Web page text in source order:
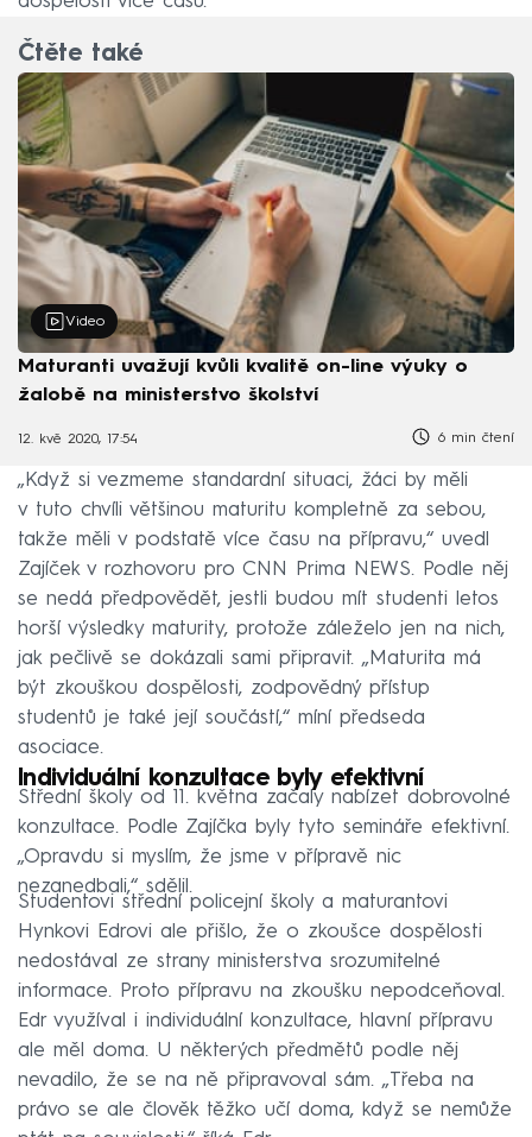
Čtěte také
Video
Maturanti uvažují kvůli kvalitě on-line výuky o
žalobě na ministerstvo školství
12. kvě 2020, 17:54 6 min čtení
„Když si vezmeme standardní situaci, žáci by měli
v tuto chvíli většinou maturitu kompletně za sebou,
takže měli v podstatě více času na přípravu,“ uvedl
Zajíček v rozhovoru pro CNN Prima NEWS. Podle něj
se nedá předpovědět, jestli budou mít studenti letos
horší výsledky maturity, protože záleželo jen na nich,
jak pečlivě se dokázali sami připravit. „Maturita má
být zkouškou dospělosti, zodpovědný přístup
studentů je také její součástí,“ míní předseda
asociace.
Individuální konzultace byly efektivní
Střední školy od 11. května začaly nabízet dobrovolné
konzultace. Podle Zajíčka byly tyto semináře efektivní.
„Opravdu si myslím, že jsme v přípravě nic
nezanedbali,“ sdělil.
Studentovi střední policejní školy a maturantovi
Hynkovi Edrovi ale přišlo, že o zkoušce dospělosti
nedostával ze strany ministerstva srozumitelné
informace. Proto přípravu na zkoušku nepodceňoval.
Edr využíval i individuální konzultace, hlavní přípravu
ale měl doma. U některých předmětů podle něj
nevadilo, že se na ně připravoval sám. „Třeba na
právo se ale člověk těžko učí doma, když se nemůže